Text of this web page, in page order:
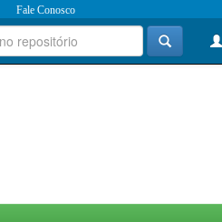
Fale Conosco